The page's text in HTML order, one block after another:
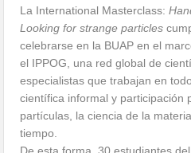
La International Masterclass:
Looking for strange particles
celebrarse en la BUAP en el
el IPPOG, una red global de
especialistas que trabajan en
científica informal y participación
partículas, la ciencia de la
tiempo.